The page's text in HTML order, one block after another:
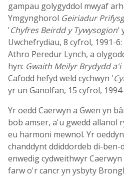
gampau golygyddol mwyaf
Ymgynghorol Geiriadur
'Chyfres Beirdd y Tywysogion'
Uwchefrydiau, 8 cyfrol, 1991-
Athro Peredur Lynch, a
hyn: Gwaith Meilyr Brydydd
Cafodd hefyd weld cychwyn '
yr un Ganolfan, 15 cyfrol,
Yr oedd Caerwyn a Gwen yn
bob amser, a'u gwedd allanol
eu harmoni mewnol. Yr
chanddynt ddiddordeb di-
enwedig cydweithwyr
farw o'r cancr yn ysbyty